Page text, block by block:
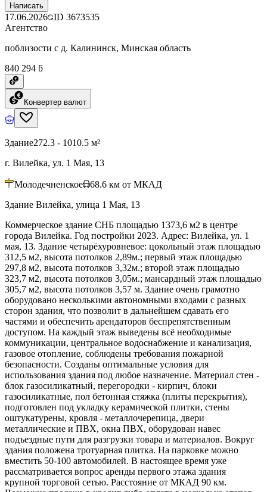
Написать
17.06.2026 ID 3673535
Агентство
поблизости с д. Калининск, Минская область
840 294 ƃ
Конвертер валют
Здание272.3 - 1010.5 м²
г. Вилейка, ул. 1 Мая, 13
Молодечненское 68.6 км от МКАД
Здание Вилейка, улица 1 Мая, 13
Коммерческое здание СНБ площадью 1373,6 м2 в центре
города Вилейка. Год постройки 2023. Адрес: Вилейка, ул. 1
мая, 13. Здание четырёхуровневое: цокольный этаж площадью
312,5 м2, высота потолков 2,89м.; первый этаж площадью
297,8 м2, высота потолков 3,32м.; второй этаж площадью
323,7 м2, высота потолков 3,05м.; мансардный этаж площадью
305,7 м2, высота потолков 3,57 м. Здание очень грамотно
оборудовано несколькими автономными входами с разных
сторон здания, что позволит в дальнейшем сдавать его
частями и обеспечить арендаторов беспрепятственным
доступом. На каждый этаж выведены всё необходимые
коммуникации, центральное водоснабжение и канализация,
газовое отопление, соблюдены требования пожарной
безопасности. Созданы оптимальные условия для
использования здания под любое назначение. Материал стен -
блок газосиликатный, перегородки - кирпич, блоки
газосиликатные, пол бетонная стяжка (плиты перекрытия),
подготовлен под укладку керамической плитки, стены
оштукатурены, кровля - металлочерепица, двери
металлические и ПВХ, окна ПВХ, оборудован навес
подъездные пути для разгрузки товара и материалов. Вокруг
здания положена тротуарная плитка. На парковке можно
вместить 50-100 автомобилей. В настоящее время уже
рассматривается вопрос аренды первого этажа здания
крупной торговой сетью. Расстояние от МКАД 90 км.